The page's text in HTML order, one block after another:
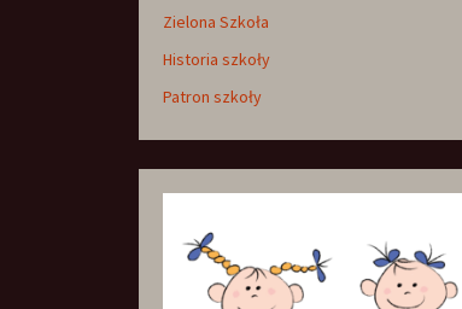
Zielona Szkoła
Historia szkoły
Patron szkoły